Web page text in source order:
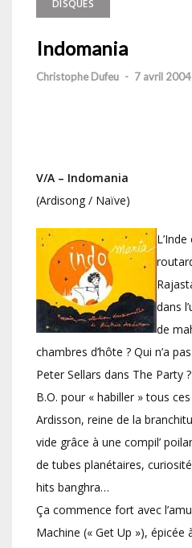
DISQUES
Indomania
Christophe Dufeu - 7 avril 2004
V/A – Indomania
(Ardisong / Naïve)
dans
de
chambres d’hôte ? Qui n’a
Peter Sellars dans The Party
B.O. pour « habiller » tous
Ardisson, reine de la
vide grâce à une compil’
de tubes planétaires,
hits banghra…
Ça commence fort avec
Machine (« Get Up »), épicée